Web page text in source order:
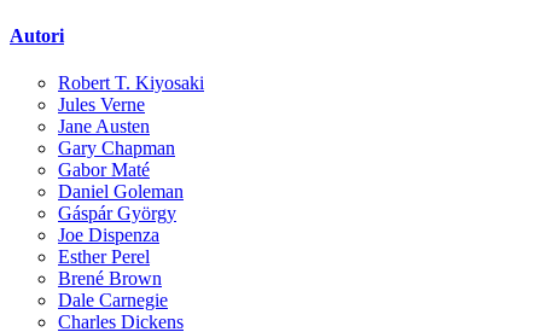
Autori
Robert T. Kiyosaki
Jules Verne
Jane Austen
Gary Chapman
Gabor Maté
Daniel Goleman
Gáspár György
Joe Dispenza
Esther Perel
Brené Brown
Dale Carnegie
Charles Dickens